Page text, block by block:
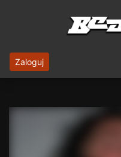
Zaloguj